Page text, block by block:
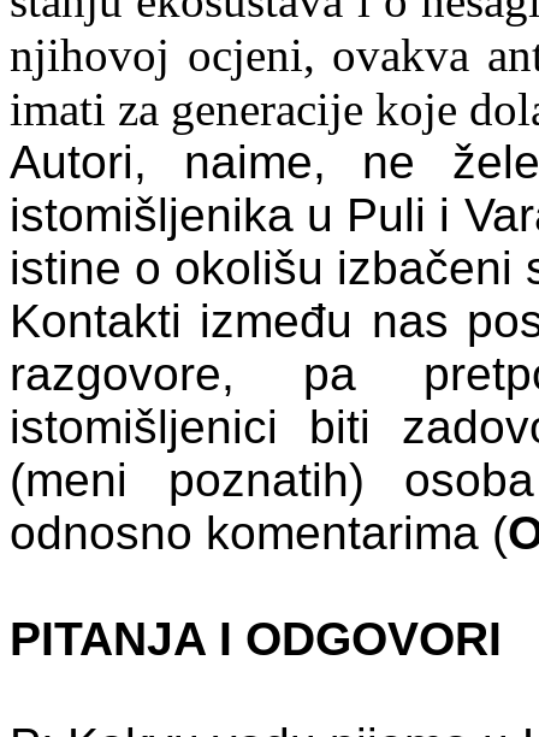
njihovoj ocjeni, ovakva
imati za generacije koje
Autori, naime, ne ž
istomišljenika u Puli i
istine o okolišu izbačeni
Kontakti između nas
razgovore, pa
istomišljenici biti
(meni poznatih) osoba
odnosno komentarima (
PITANJA I ODGOVORI